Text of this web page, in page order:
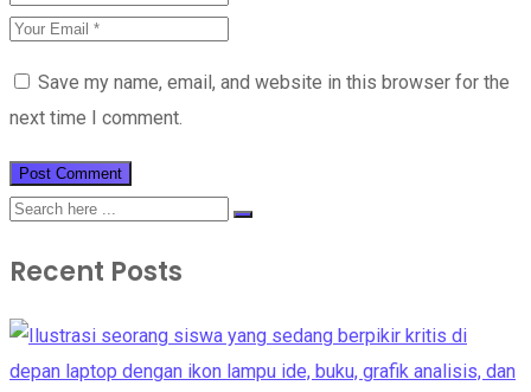
Save my name, email, and website in this browser for the
next time I comment.
Recent Posts